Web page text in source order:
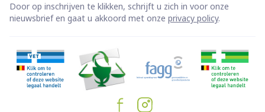
Door op inschrijven te klikken, schrijft u zich in voor onze
nieuwsbrief en gaat u akkoord met onze privacy policy.